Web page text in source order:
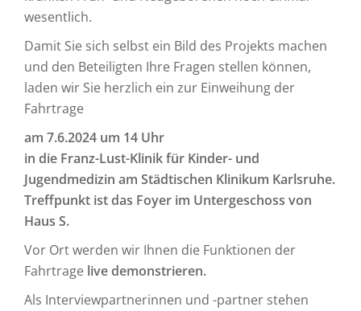
wesentlich.
Damit Sie sich selbst ein Bild des Projekts machen
und den Beteiligten Ihre Fragen stellen können,
laden wir Sie herzlich ein zur Einweihung der
Fahrtrage
am 7.6.2024 um 14 Uhr
in die Franz-Lust-Klinik für Kinder- und
Jugendmedizin am Städtischen Klinikum Karlsruhe.
Treffpunkt ist das Foyer im Untergeschoss von
Haus S.
Vor Ort werden wir Ihnen die Funktionen der
Fahrtrage live demonstrieren.
Als Interviewpartnerinnen und -partner stehen